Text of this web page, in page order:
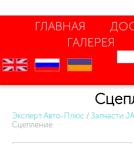
ГЛАВНАЯ
ГАЛЕРЕЯ
en ru uk
Эксперт Авто-Плюс / Запчасти
Сцепление